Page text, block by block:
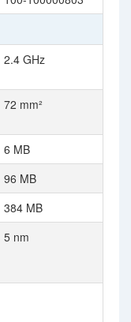
2.4 GHz
72 mm²
6 MB
96 MB
384 MB
5 nm